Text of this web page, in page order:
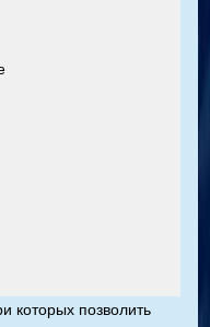
которых позволить